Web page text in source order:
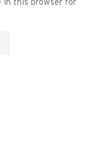
in this browser for